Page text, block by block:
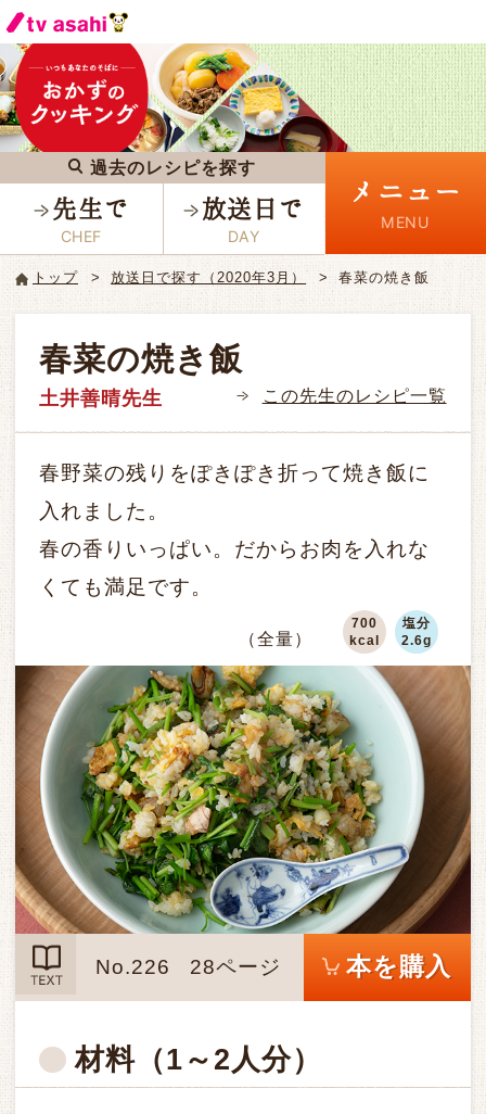
過去のレシピを探す
先生で 放送日で
メニュー
トップ 放送日で探す（2020年3月） 春菜の焼き飯
春菜の焼き飯
土井善晴先生 この先生のレシピ一覧
春野菜の残りをぽきぽき折って焼き飯に
入れました。
春の香りいっぱい。だからお肉を入れな
くても満足です。
700
kcal
塩分
2.6g
（全量）
TEXT
No.226 28ページ 本を購入
材料 （1～2人分）